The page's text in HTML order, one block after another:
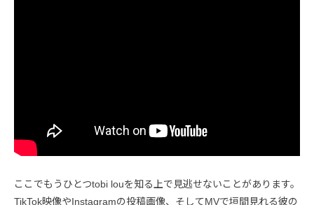
ここでもうひとつtobi louを知る上で見逃せないことがあります。
TikTok映像やInstagramの投稿画像、そしてMVで垣間見れる彼の